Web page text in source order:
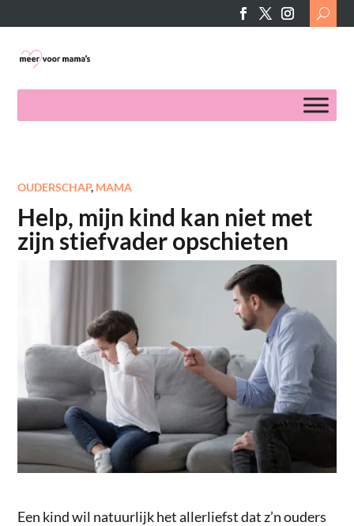
Search
for:
OUDERSCHAP, MAMA
Help, mijn kind kan niet met
zijn stiefvader opschieten
Een kind wil natuurlijk het allerliefst dat z’n ouders